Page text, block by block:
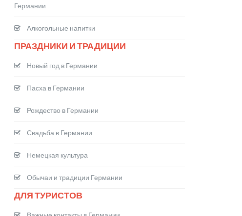
Германии
Алкогольные напитки
ПРАЗДНИКИ И ТРАДИЦИИ
Новый год в Германии
Пасха в Германии
Рождество в Германии
Свадьба в Германии
Немецкая культура
Обычаи и традиции Германии
ДЛЯ ТУРИСТОВ